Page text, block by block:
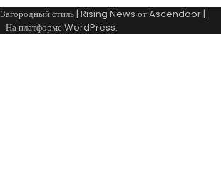
Загородный стиль| Rising News отAscendoor|
На платформеWordPress.